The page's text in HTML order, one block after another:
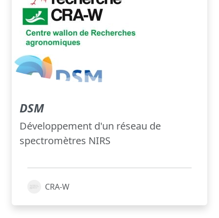
DSM
Développement d'un réseau de
spectromètres NIRS
CRA-W